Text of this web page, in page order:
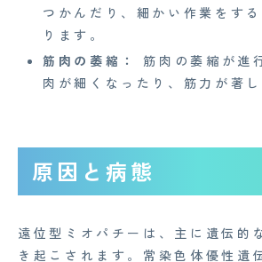
つかんだり、細かい作業をす
ります。
筋肉の萎縮：
筋肉の萎縮が進
肉が細くなったり、筋力が著し
原因と病態
遠位型ミオパチーは、主に遺伝的
き起こされます。常染色体優性遺